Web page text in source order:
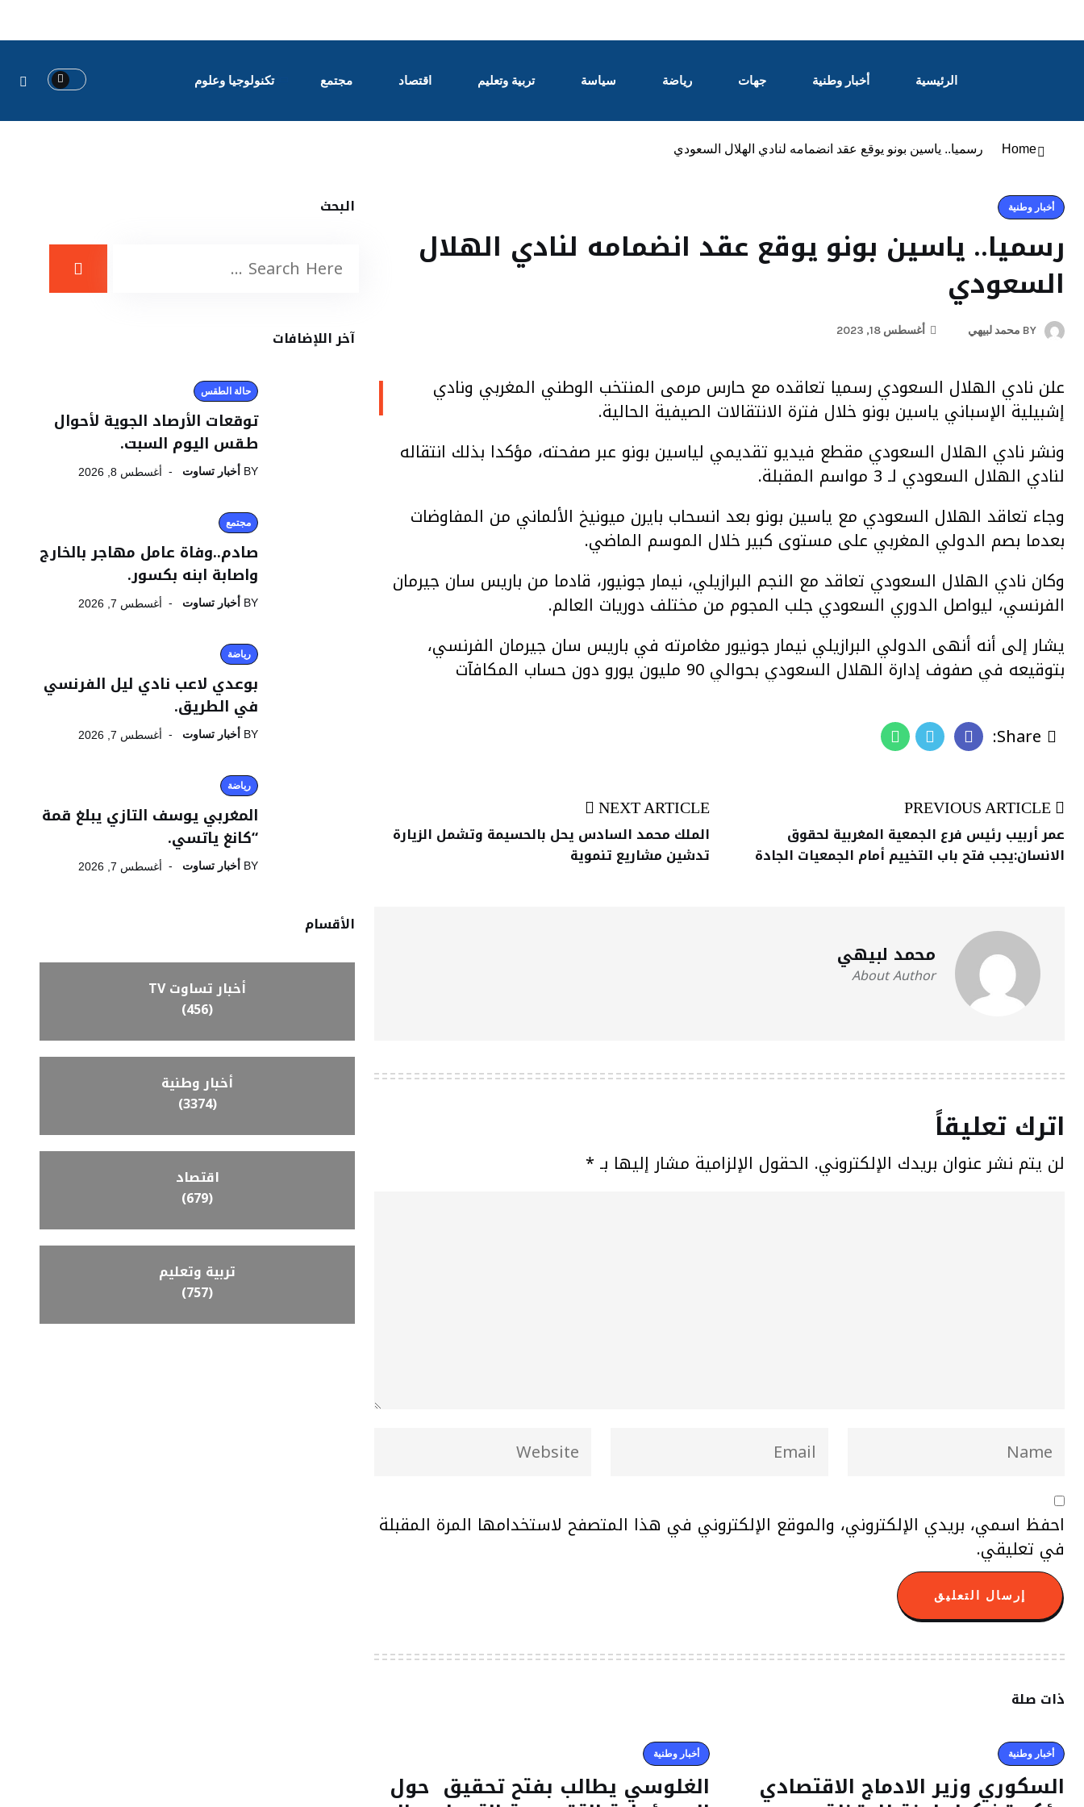
الرئيسية أخبار وطنية جهات رياضة سياسة تربية وتعليم اقتصاد مجتمع تكنولوجيا وعلوم
Home رسميا.. ياسين بونو يوقع عقد انضمامه لنادي الهلال السعودي
أخبار وطنية
رسميا.. ياسين بونو يوقع عقد انضمامه لنادي الهلال
السعودي
BY محمد لبيهي أغسطس 18, 2023
ا علن نادي ⁧‫الهلال‬⁩ السعودي رسميا تعاقده مع حارس مرمى المنتخب الوطني المغربي ونادي
⁧إشبيلية‬⁩ الإسباني ياسين بونو خلال فترة الانتقالات الصيفية الحالية.
ونشر نادي الهلال السعودي مقطع فيديو تقديمي لياسين بونو عبر صفحته، مؤكدا بذلك انتقاله
لنادي الهلال السعودي لـ 3 مواسم ‏المقبلة.
وجاء تعاقد الهلال السعودي مع ياسين بونو بعد انسحاب بايرن ميونيخ الألماني من المفاوضات
بعدما بصم الدولي المغربي على مستوى كبير خلال الموسم الماضي.
وكان نادي الهلال السعودي تعاقد مع النجم البرازيلي، نيمار جونيور، قادما من باريس سان جيرمان
الفرنسي، ليواصل الدوري السعودي جلب المجوم من مختلف دوريات العالم.
يشار إلى أنه أنهى الدولي البرازيلي نيمار جونيور مغامرته في باريس سان جيرمان الفرنسي،
بتوقيعه في صفوف إدارة الهلال السعودي بحوالي 90 مليون يورو دون حساب المكافآت
عمر أربيب رئيس فرع الجمعية المغربية لحقوق
الانسان:يجب فتح باب التخييم أمام الجمعيات الجادة
NEXT ARTICLE
الملك محمد السادس يحل بالحسيمة وتشمل الزيارة
تدشين مشاريع تنموية
محمد لبيهي
About Author
اترك تعليقاً
لن يتم نشر عنوان بريدك الإلكتروني. الحقول الإلزامية مشار إليها بـ *
احفظ اسمي، بريدي الإلكتروني، والموقع الإلكتروني في هذا المتصفح لاستخدامها المرة المقبلة
في تعليقي.
ذات صلة
أخبار وطنية
السكوري وزير الادماج الاقتصادي
أخبار وطنية
الغلوسي يطالب بفتح تحقيق حول
البحث
آخر اللإضافات
حالة الطقس
توقعات الأرصاد الجوية لأحوال
طقس اليوم السبت.
BY أخبار تساوت أغسطس 8, 2026
مجتمع
صادم..وفاة عامل مهاجر بالخارج
واصابة ابنه بكسور.
BY أخبار تساوت أغسطس 7, 2026
رياضة
بوعدي لاعب نادي ليل الفرنسي
في الطريق.
BY أخبار تساوت أغسطس 7, 2026
رياضة
المغربي يوسف التازي يبلغ قمة
“كانغ ياتسي.
BY أخبار تساوت أغسطس 7, 2026
الأقسام
أخبار تساوت TV
(456)
أخبار وطنية
(3374)
اقتصاد
(679)
تربية وتعليم
(757)